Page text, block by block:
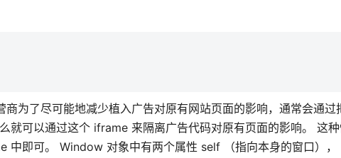
为了尽可能地减少植入广告对原有网站页面的影响，通常会通过
就可以通过这个 iframe 来隔离广告代码对原有页面的影响。 这
中即可。 Window 对象中有两个属性 self （指向本身的窗口）